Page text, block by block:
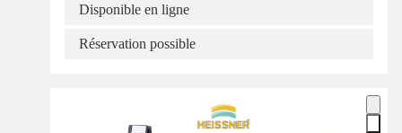
Disponible en ligne
Réservation possible